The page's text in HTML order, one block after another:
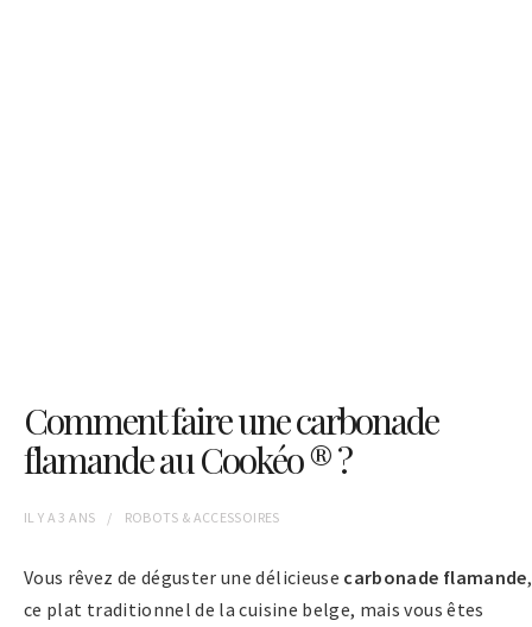
Comment faire une carbonade
flamande au Cookéo ® ?
IL Y A3 ANS ROBOTS & ACCESSOIRES
Vous rêvez de déguster une délicieuse carbonade flamande,
ce plat traditionnel de la cuisine belge, mais vous êtes